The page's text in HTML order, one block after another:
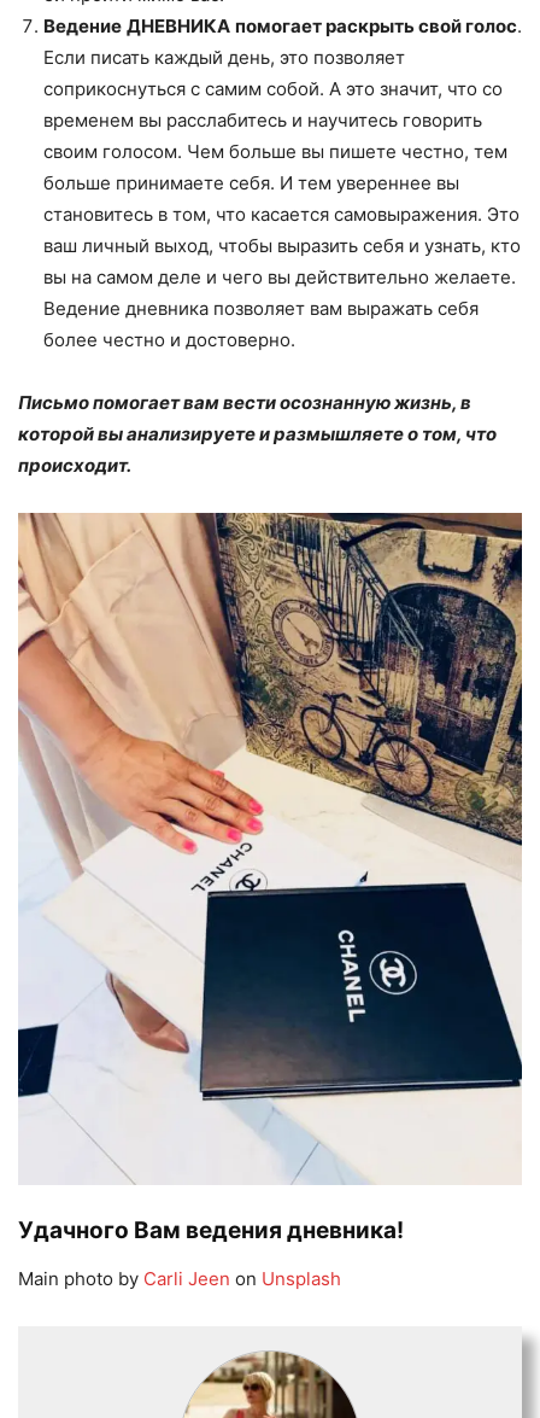
Ведение ДНЕВНИКА помогает раскрыть свой голос.
Если писать каждый день, это позволяет
соприкоснуться с самим собой. А это значит, что со
временем вы расслабитесь и научитесь говорить
своим голосом. Чем больше вы пишете честно, тем
больше принимаете себя. И тем увереннее вы
становитесь в том, что касается самовыражения. Это
ваш личный выход, чтобы выразить себя и узнать, кто
вы на самом деле и чего вы действительно желаете.
Ведение дневника позволяет вам выражать себя
более честно и достоверно.
Письмо помогает вам вести осознанную жизнь, в
которой вы анализируете и размышляете о том, что
происходит.
Удачного Вам ведения дневника!
Main photo by Carli Jeen on Unsplash